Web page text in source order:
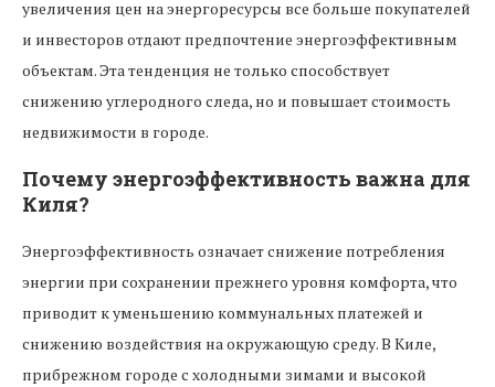
увеличения цен на энергоресурсы все больше покупателей
и инвесторов отдают предпочтение энергоэффективным
объектам. Эта тенденция не только способствует
снижению углеродного следа, но и повышает стоимость
недвижимости в городе.
Почему энергоэффективность важна для
Киля?
Энергоэффективность означает снижение потребления
энергии при сохранении прежнего уровня комфорта, что
приводит к уменьшению коммунальных платежей и
снижению воздействия на окружающую среду. В Киле,
прибрежном городе с холодными зимами и высокой